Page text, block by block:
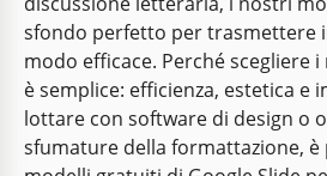
Bella stagione autunnale
Preparati ad abbracciare
dell'autunno con il nostro
sfondo perfetto per trasmettere
modo efficace. Perché scegliere
è semplice: efficienza, estetica e
lottare con software di design o
sfumature della formattazione, è